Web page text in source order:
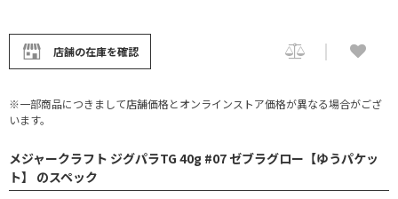
店舗の在庫を確認
※一部商品につきまして店舗価格とオンラインストア価格が異なる場合がござ
います。
メジャークラフト ジグパラTG 40g #07 ゼブラグロー【ゆうパケッ
ト】 のスペック